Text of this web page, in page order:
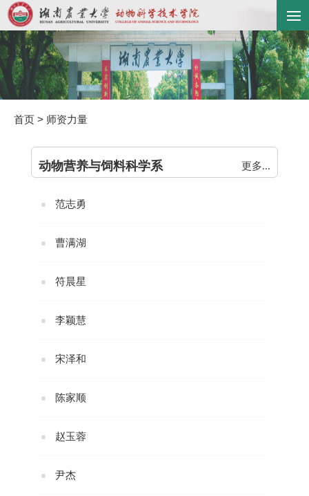
首页 > 师资力量
动物营养与饲料科学系 更多...
范志勇
曹满湖
符晨星
李颖慧
宋泽和
陈家顺
赵玉蓉
尹杰